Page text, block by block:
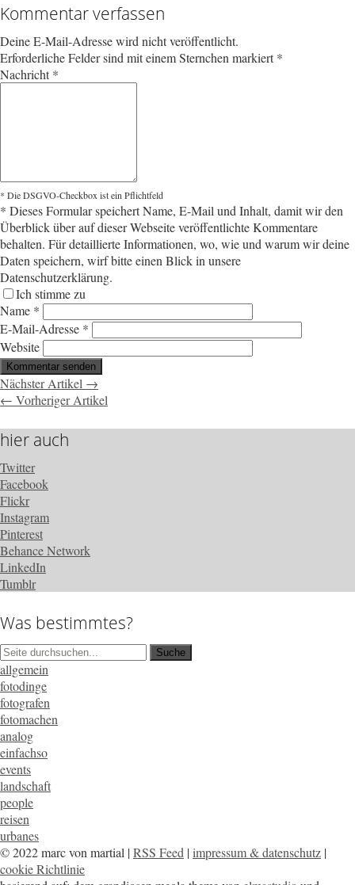
Kommentar verfassen
Deine E-Mail-Adresse wird nicht veröffentlicht.
Erforderliche Felder sind mit einem Sternchen markiert*
Nachricht*
* Die DSGVO-Checkbox ist ein Pflichtfeld
* Dieses Formular speichert Name, E-Mail und Inhalt, damit wir den
Überblick über auf dieser Webseite veröffentlichte Kommentare
behalten. Für detaillierte Informationen, wo, wie und warum wir deine
Daten speichern, wirf bitte einen Blick in unsere
Datenschutzerklärung.
Ich stimme zu
Name *
E-Mail-Adresse *
Website
Nächster Artikel →
← Vorheriger Artikel
hier auch
Twitter
Facebook
Flickr
Instagram
Pinterest
Behance Network
LinkedIn
Tumblr
Was bestimmtes?
allgemein
fotodinge
fotografen
fotomachen
analog
einfachso
events
landschaft
people
reisen
urbanes
© 2022 marc von martial |RSS Feed |impressum & datenschutz |
cookie Richtlinie